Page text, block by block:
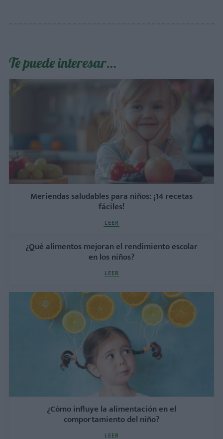
Te puede interesar…
Meriendas saludables para niños: ¡14 recetas
fáciles!
LEER
¿Qué alimentos mejoran el rendimiento escolar
en los niños?
LEER
¿Cómo influye la alimentación en el
comportamiento del niño?
LEER